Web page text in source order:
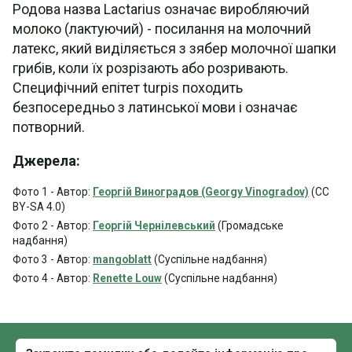
Родова назва Lactarius означає виробляючий
молоко (лактуючий) - посилання на молочний
латекс, який виділяється з зябер молочної шапки
грибів, коли їх розрізають або розривають.
Специфічний епітет turpis походить
безпосередньо з латинської мови і означає
потворний.
Джерела:
Фото 1 - Автор: Георгій Виноградов (Georgy Vinogradov) (CC
BY-SA 4.0)
Фото 2 - Автор: Георгій Чернілевський (Громадське
надбання)
Фото 3 - Автор: mangoblatt(Суспільне надбання)
Фото 4 - Автор: Renette Louw(Суспільне надбання)